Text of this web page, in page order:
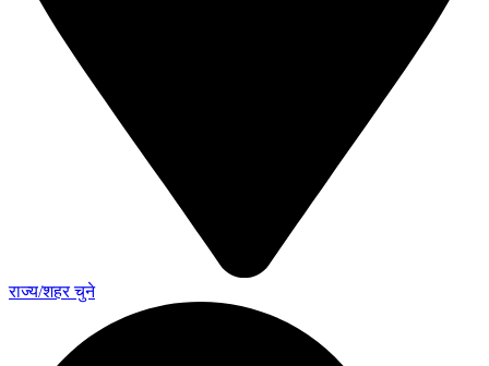
राज्य/शहर चुने